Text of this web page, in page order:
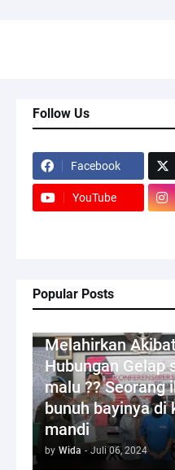
Follow Us
Facebook
YouTube
Popular Posts
Melahirkan
Hubungan Gelap
malu ?? Seorang
bunuh bayinya di
mandi
by Wida - Juli 06, 2024